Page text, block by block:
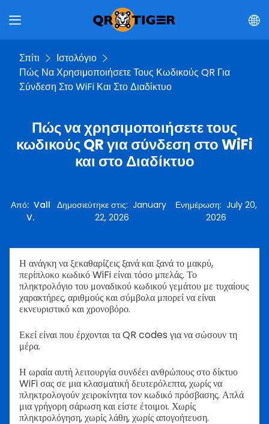
Σπίτι
Ιστολόγιο
Πώς Να Χρησιμοποιήσετε Τους Κωδικούς QR Για
Σύνδεση Στο WiFi Και Στο Διαδίκτυο
Πώς να χρησιμοποιήσετε τους
κωδικούς QR για σύνδεση στο WiFi
και στο Διαδίκτυο
Από: Vall
V.
Δημοσιεύτηκε στις:January
22, 2026
Ενημέρωση: July 20,
2026
Η ανάγκη να ξεκαθαρίζεις ξανά και ξανά το μακρύ,
περίπλοκο κωδικό WiFi είναι τόσο μπελάς. Το
πληκτρολόγιο του μοναδικού κωδικού γεμάτου με τυχαίους
χαρακτήρες, αριθμούς και σύμβολα μπορεί να είναι
εκνευριστικό και χρονοβόρο.
Εκεί είναι που έρχονται τα QR codes για να σώσουν τη
μέρα.
Η ωραία αυτή λειτουργία συνδέει ανθρώπους στο δίκτυο
WiFi σας σε μια κλασματική δευτερόλεπτα, χωρίς να
πληκτρολογούν χειροκίνητα τον κωδικό πρόσβασης. Απλά
μια γρήγορη σάρωση και είστε έτοιμοι. Χωρίς
πληκτρολόγηση, χωρίς λάθη, χωρίς απογοήτευση.